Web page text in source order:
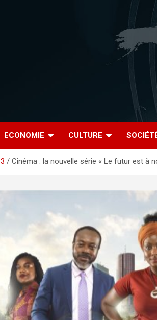
ECONOMIE CULTURE
3 Cinéma : la nouvelle série « Le futur est à